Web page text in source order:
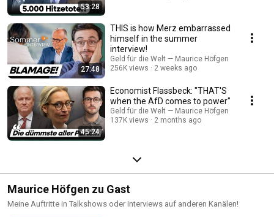
53:28
27:48
THIS is how Merz embarrassed
himself in the summer
interview!
Geld für die Welt — Maurice Höfgen
256K views
2 weeks ago
45:24
Economist Flassbeck: "THAT'S
when the AfD comes to power"
Geld für die Welt — Maurice Höfgen
137K views
2 months ago
Maurice Höfgen zu Gast
Meine Auftritte in Talkshows oder Interviews auf anderen Kanälen!